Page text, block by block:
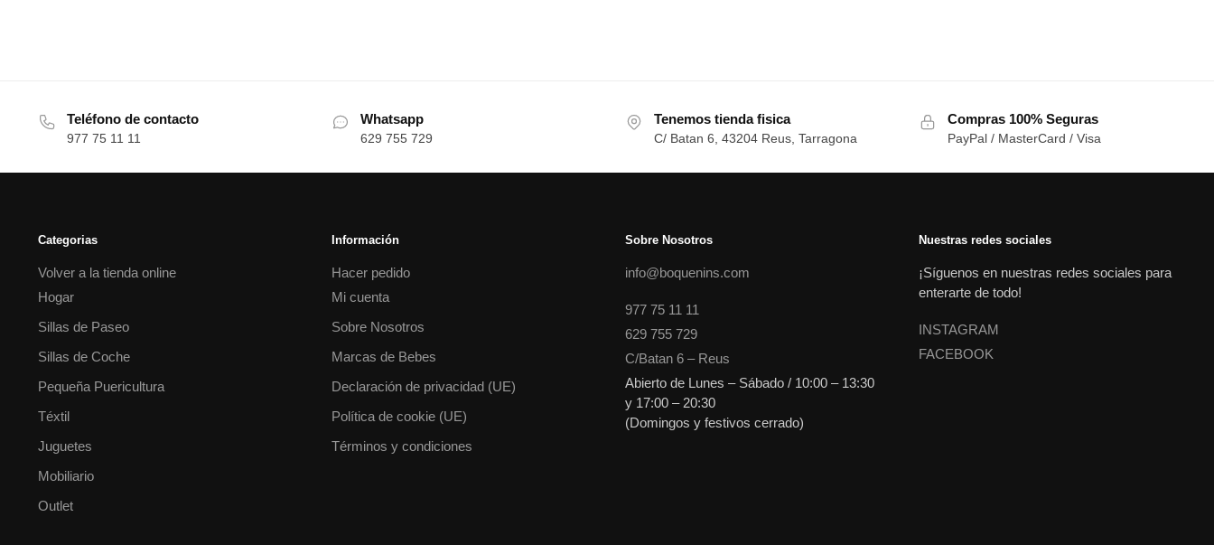
Teléfono de contacto
977 75 11 11
Whatsapp
629 755 729
Tenemos tienda fisica
C/ Batan 6, 43204 Reus, Tarragona
Compras 100% Seguras
PayPal / MasterCard / Visa
Categorias
Volver a la tienda online
Hogar
Sillas de Paseo
Sillas de Coche
Pequeña Puericultura
Téxtil
Juguetes
Mobiliario
Outlet
Información
Hacer pedido
Mi cuenta
Sobre Nosotros
Marcas de Bebes
Declaración de privacidad (UE)
Política de cookie (UE)
Términos y condiciones
Sobre Nosotros
info@boquenins.com
977 75 11 11
629 755 729
C/Batan 6 – Reus
Abierto de Lunes – Sábado / 10:00 – 13:30
y 17:00 – 20:30
(Domingos y festivos cerrado)
Nuestras redes sociales
¡Síguenos en nuestras redes sociales para
enterarte de todo!
INSTAGRAM
FACEBOOK